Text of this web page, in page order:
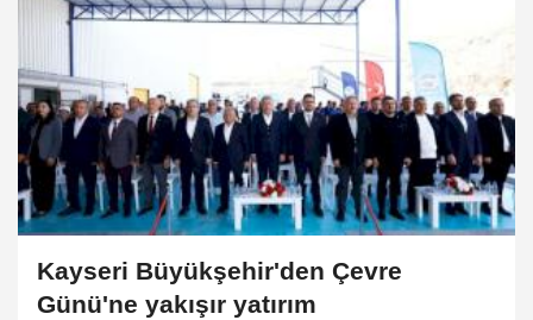
Kayseri Büyükşehir'den Çevre
Günü'ne yakışır yatırım